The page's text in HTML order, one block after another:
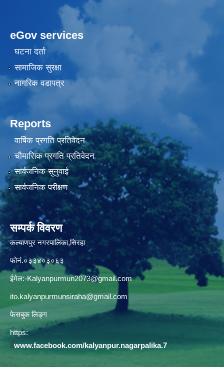
eGov services
घटना दर्ता
सामाजिक सुरक्षा
नागरिक वडापत्र
Reports
वार्षिक प्रगति प्रतिवेदन
चौमासिक प्रगति प्रतिवेदन
सार्वजनिक सुनुवाई
सार्वजनिक परीक्षण
सम्पर्क विवरण
कल्याणपुर नगरपालिका,सिरहा
फोनं.०३३४०३०६३
ईमेल:-Kalyanpurmun2073@gmail.com
ito.kalyanpurmunsiraha@gmail.com
फेसबुक लिङ्ग
https:
//www.facebook.com/kalyanpur.nagarpalika.7